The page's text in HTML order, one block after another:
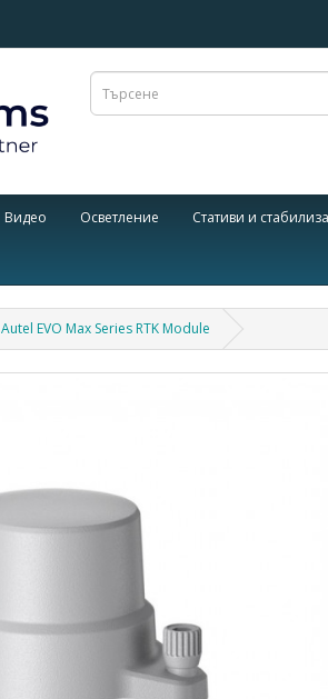
Видео Осветление Стативи и
Autel EVO Max Series RTK Module